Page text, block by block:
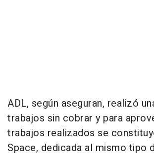
ADL, según aseguran, realizó
trabajos sin cobrar y para
trabajos realizados se
Space, dedicada al mismo tipo